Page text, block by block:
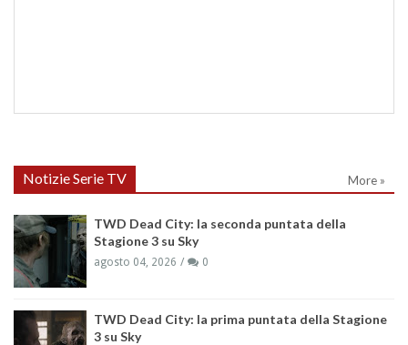
Notizie Serie TV More »
TWD Dead City: la seconda puntata della
Stagione 3 su Sky
agosto 04, 2026 0
TWD Dead City: la prima puntata della Stagione
3 su Sky